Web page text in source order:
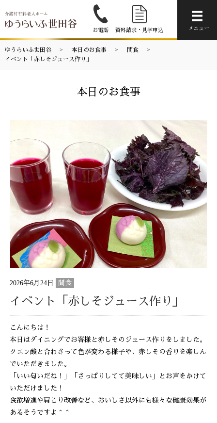
お電話 資料請求・見学申込 メニュー
ゆうらいふ世田谷 本日のお食事
間食
イベント「赤しそジュース作り」
本日のお食事
2026年6月24日 間食
イベント「赤しそジュース作り」
こんにちは！
本日はダイニングでお客様と赤しそのジュース作りをしました。
クエン酸と合わさって色が変わる様子や、赤しその香りを楽しん
でいただきました。
「いい匂いだね！」「さっぱりしてて美味しい」とお声をかけて
いただけました！
食欲増進や肩こり改善など、おいしさ以外にも様々な健康効果が
あるそうですよ＾＾